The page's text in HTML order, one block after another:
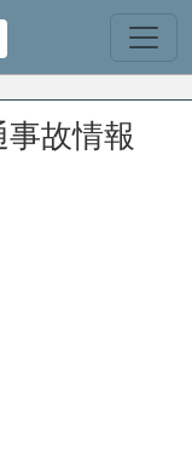
故情報